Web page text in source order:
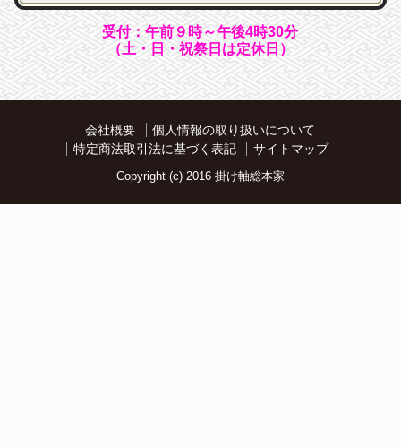
受付：午前９時～午後4時30分
（土・日・祝祭日は定休日）
会社概要
個人情報の取り扱いについて
特定商法取引法に基づく表記
サイトマップ
Copyright (c) 2016 掛け軸総本家